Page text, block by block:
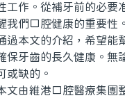
工作。從補牙前的必要
我們口腔健康的重要性。
本文的介紹，希望能幫
保牙齒的長久健康。無
或缺的。
由維港口腔醫療集團